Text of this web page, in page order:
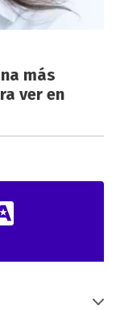
más
ver en